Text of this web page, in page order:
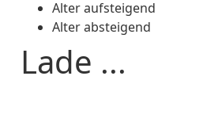
Alter aufsteigend
Alter absteigend
Lade ...